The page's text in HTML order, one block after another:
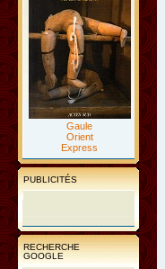
Gaule
Orient
Express
PUBLICITÉS
RECHERCHE
GOOGLE